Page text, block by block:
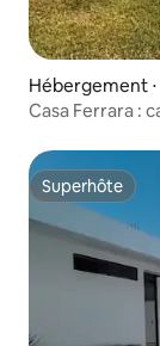
Hébergement
Casa Ferrara :
Superhôte
Superhôte